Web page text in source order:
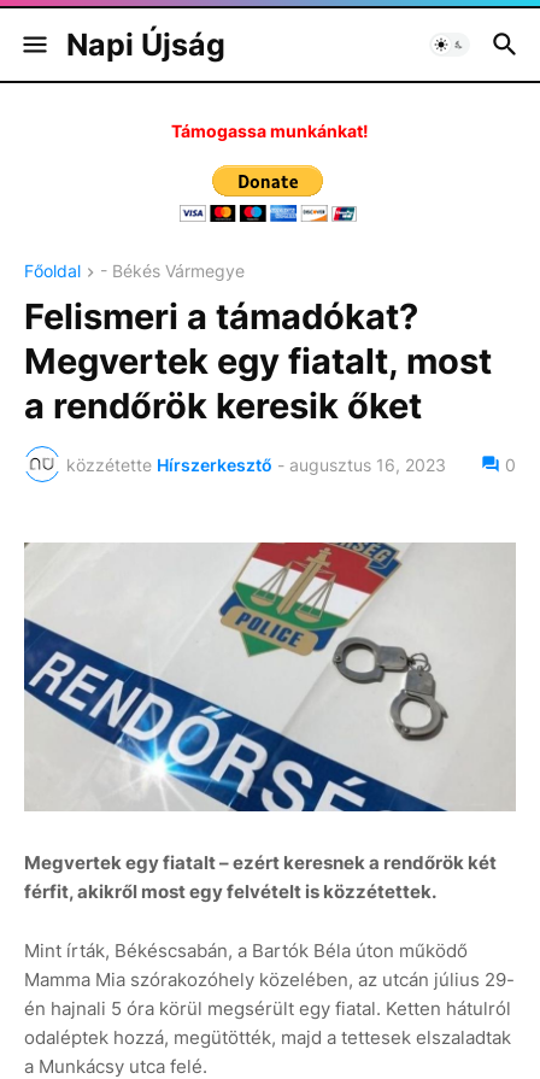
Napi Újság
Támogassa munkánkat!
Főoldal - Békés Vármegye
Felismeri a támadókat?
Megvertek egy fiatalt, most
a rendőrök keresik őket
közzétette Hírszerkesztő - augusztus 16, 2023 0
Megvertek egy fiatalt – ezért keresnek a rendőrök két
férfit, akikről most egy felvételt is közzétettek.
Mint írták, Békéscsabán, a Bartók Béla úton működő
Mamma Mia szórakozóhely közelében, az utcán július 29-
én hajnali 5 óra körül megsérült egy fiatal. Ketten hátulról
odaléptek hozzá, megütötték, majd a tettesek elszaladtak
a Munkácsy utca felé.